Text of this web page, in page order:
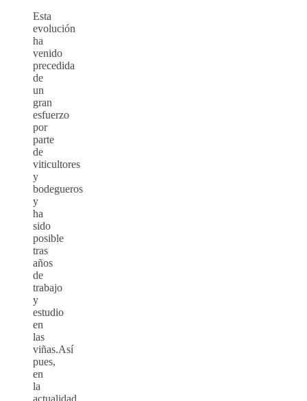
Esta
evolución
ha
venido
precedida
de
un
gran
esfuerzo
por
parte
de
viticultores
y
bodegueros
y
ha
sido
posible
tras
años
de
trabajo
y
estudio
en
las
viñas.Así
pues,
en
la